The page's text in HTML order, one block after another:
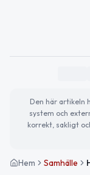
Den här artikeln
system och
korrekt, sakligt
Hem Samhälle